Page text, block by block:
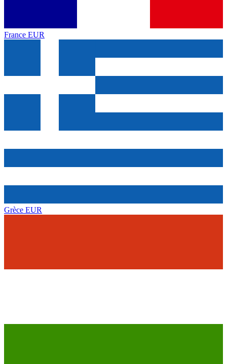
France EUR
Grèce EUR